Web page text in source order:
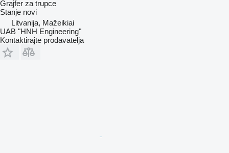
Grajfer za trupce
Stanje novi
Litvanija, Mažeikiai
UAB "HNH Engineering"
Kontaktirajte prodavatelja